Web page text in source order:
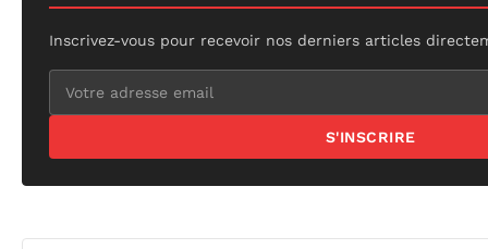
Inscrivez-vous pour recevoir nos derniers articles
S'INSCRIRE